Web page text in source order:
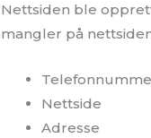
Nettsiden ble
mangler på
Nettside
Adresse